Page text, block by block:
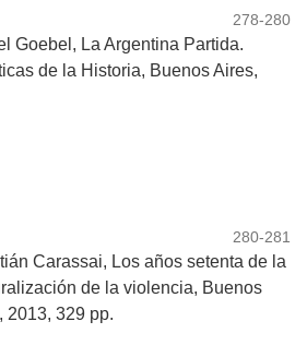
278-280
Goebel, La Argentina Partida.
de la Historia, Buenos Aires,
280-281
Carassai, Los años setenta de la
de la violencia, Buenos
2013, 329 pp.